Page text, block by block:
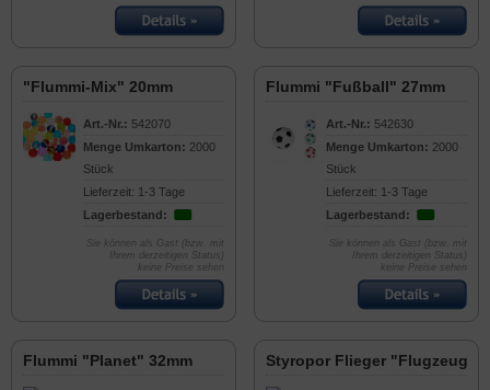
"Flummi-Mix" 20mm
Art.-Nr.: 542070
Menge Umkarton: 2000
Stück
Lieferzeit: 1-3 Tage
Lagerbestand:
Sie können als Gast (bzw. mit
Ihrem derzeitigen Status)
keine Preise sehen
Flummi "Fußball" 27mm
Art.-Nr.: 542630
Menge Umkarton: 2000
Stück
Lieferzeit: 1-3 Tage
Lagerbestand:
Sie können als Gast (bzw. mit
Ihrem derzeitigen Status)
keine Preise sehen
Flummi "Planet" 32mm Styropor Flieger "Flugzeug"